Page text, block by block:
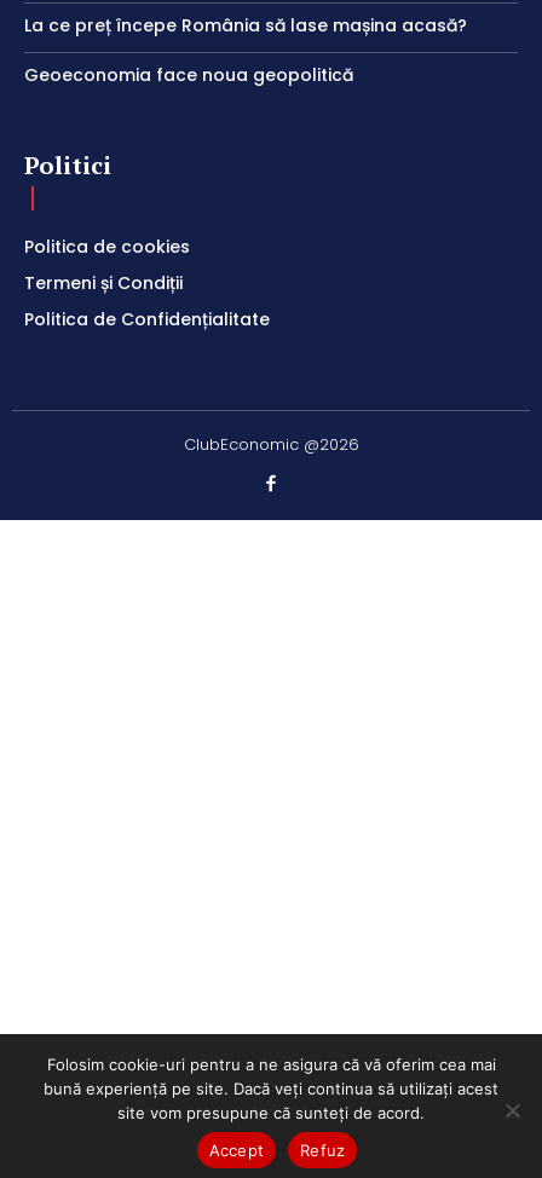
La ce preț începe România să lase mașina acasă?
Geoeconomia face noua geopolitică
Politici
Politica de cookies
Termeni și Condiții
Politica de Confidențialitate
ClubEconomic @2026
Folosim cookie-uri pentru a ne asigura că vă oferim cea mai
bună experiență pe site. Dacă veți continua să utilizați acest
site vom presupune că sunteți de acord.
Accept
Refuz